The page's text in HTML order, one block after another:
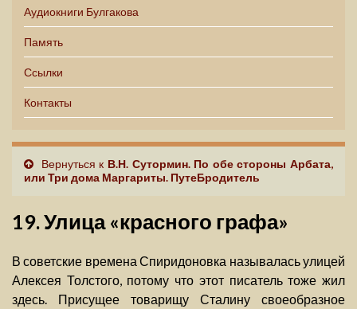
Аудиокниги Булгакова
Память
Ссылки
Контакты
Вернуться к В.Н. Сутормин. По обе стороны Арбата,
или Три дома Маргариты. ПутеБродитель
19. Улица «красного графа»
В советские времена Спиридоновка называлась улицей
Алексея Толстого, потому что этот писатель тоже жил
здесь. Присущее товарищу Сталину своеобразное